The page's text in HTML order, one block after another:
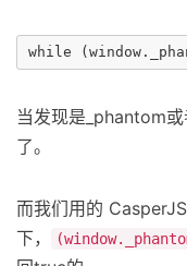
当发现是_phantom
了。
而我们用的
下，